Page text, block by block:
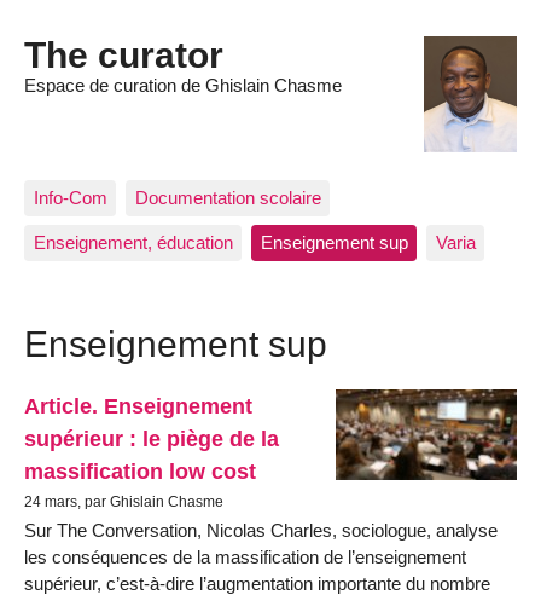
The curator
Espace de curation de Ghislain Chasme
Info-Com Documentation scolaire
Enseignement, éducation Enseignement sup Varia
Enseignement sup
Article. Enseignement
supérieur : le piège de la
massification low cost
24 mars, par Ghislain Chasme
Sur The Conversation, Nicolas Charles, sociologue, analyse
les conséquences de la massification de l’enseignement
supérieur, c’est-à-dire l’augmentation importante du nombre